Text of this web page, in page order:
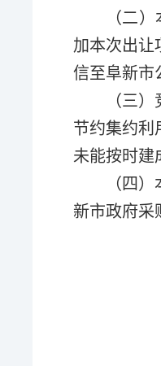
（二
加本次出让
信至阜新市
（三）
节约集约利
未能按时
（ 四 ）
新市政府采